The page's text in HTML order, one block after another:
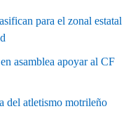
para el zonal estatal
asamblea apoyar al CF
del atletismo motrileño